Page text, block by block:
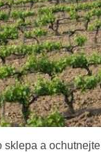
sklepa a ochutnejte